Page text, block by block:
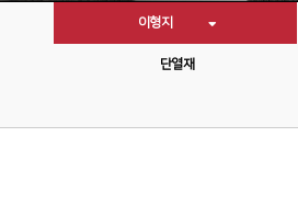
이형지
단열재